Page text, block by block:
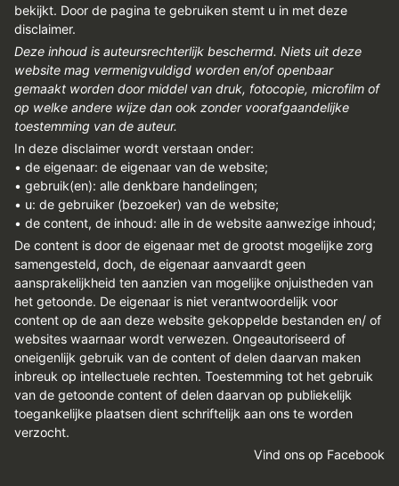
bekijkt. Door de pagina te gebruiken stemt u in met deze
disclaimer.
Deze inhoud is auteursrechterlijk beschermd. Niets uit deze
website mag vermenigvuldigd worden en/of openbaar
gemaakt worden door middel van druk, fotocopie, microfilm of
op welke andere wijze dan ook zonder voorafgaandelijke
toestemming van de auteur.
In deze disclaimer wordt verstaan onder:
• de eigenaar: de eigenaar van de website;
• gebruik(en): alle denkbare handelingen;
• u: de gebruiker (bezoeker) van de website;
• de content, de inhoud: alle in de website aanwezige inhoud;
De content is door de eigenaar met de grootst mogelijke zorg
samengesteld, doch, de eigenaar aanvaardt geen
aansprakelijkheid ten aanzien van mogelijke onjuistheden van
het getoonde. De eigenaar is niet verantwoordelijk voor
content op de aan deze website gekoppelde bestanden en/ of
websites waarnaar wordt verwezen. Ongeautoriseerd of
oneigenlijk gebruik van de content of delen daarvan maken
inbreuk op intellectuele rechten. Toestemming tot het gebruik
van de getoonde content of delen daarvan op publiekelijk
toegankelijke plaatsen dient schriftelijk aan ons te worden
verzocht.
Vind ons op Facebook